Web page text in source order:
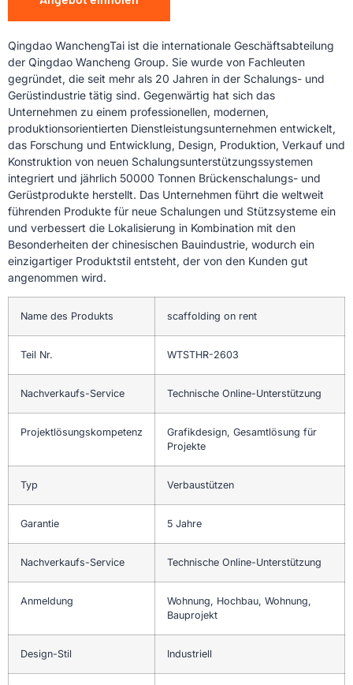
Qingdao WanchengTai ist die internationale Geschäftsabteilung
der Qingdao Wancheng Group. Sie wurde von Fachleuten
gegründet, die seit mehr als 20 Jahren in der Schalungs- und
Gerüstindustrie tätig sind. Gegenwärtig hat sich das
Unternehmen zu einem professionellen, modernen,
produktionsorientierten Dienstleistungsunternehmen entwickelt,
das Forschung und Entwicklung, Design, Produktion, Verkauf und
Konstruktion von neuen Schalungsunterstützungssystemen
integriert und jährlich 50000 Tonnen Brückenschalungs- und
Gerüstprodukte herstellt. Das Unternehmen führt die weltweit
führenden Produkte für neue Schalungen und Stützsysteme ein
und verbessert die Lokalisierung in Kombination mit den
Besonderheiten der chinesischen Bauindustrie, wodurch ein
einzigartiger Produktstil entsteht, der von den Kunden gut
angenommen wird.
Name des Produkts scaffolding on rent
Teil Nr. WTSTHR-2603
Nachverkaufs-Service Technische Online-Unterstützung
Projektlösungskompetenz
Grafikdesign, Gesamtlösung für
Projekte
Typ Verbaustützen
Garantie 5 Jahre
Nachverkaufs-Service Technische Online-Unterstützung
Anmeldung
Wohnung, Hochbau, Wohnung,
Bauprojekt
Design-Stil Industriell